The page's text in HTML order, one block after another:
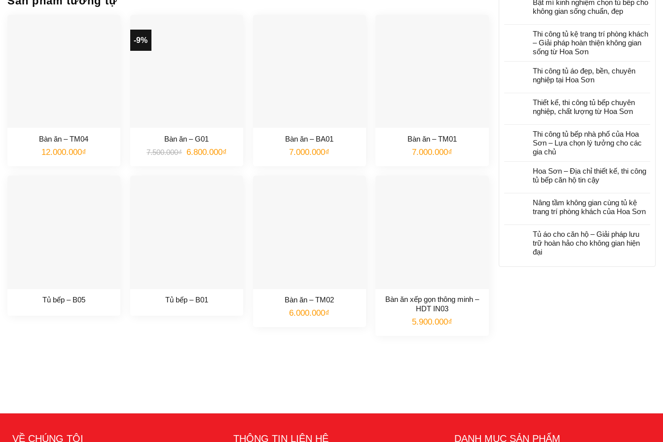
Bàn ăn – TM04
12.000.000₫
-9%
Bàn ăn – G01
7.500.000₫ Giá
6.800.000₫Giá
Bàn ăn – BA01
7.000.000₫
Bàn ăn – TM01
7.000.000₫
Tủ bếp – B05 Tủ bếp – B01 Bàn ăn – TM02
6.000.000₫
Bàn ăn xếp gọn thông minh –
HDT IN03
5.900.000₫
Bật mí kinh nghiệm chọn tủ bếp cho
không gian sống chuẩn, đẹp
Thi công tủ kệ trang trí phòng khách
– Giải pháp hoàn thiện không gian
sống từ Hoa Sơn
Thi công tủ áo đẹp, bền, chuyên
nghiệp tại Hoa Sơn
Thiết kế, thi công tủ bếp chuyên
nghiệp, chất lượng từ Hoa Sơn
Thi công tủ bếp nhà phố của Hoa
Sơn – Lựa chọn lý tưởng cho các
gia chủ
Hoa Sơn – Địa chỉ thiết kế, thi công
tủ bếp căn hộ tin cậy
Nâng tầm không gian cùng tủ kệ
trang trí phòng khách của Hoa Sơn
Tủ áo cho căn hộ – Giải pháp lưu
trữ hoàn hảo cho không gian hiện
đại
VỀ CHÚNG TÔI THÔNG TIN LIÊN HỆ DANH MỤC SẢN PHẨM